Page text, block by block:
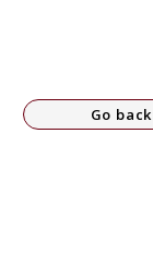
Go back